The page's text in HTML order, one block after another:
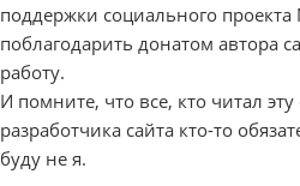
поддержки социального проекта
поблагодарить донатом автора
работу.
И помните, что все, кто читал
разработчика сайта кто-то
буду не я.